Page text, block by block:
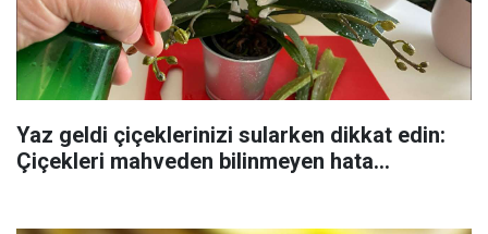
Yaz geldi çiçeklerinizi sularken dikkat edin:
Çiçekleri mahveden bilinmeyen hata...